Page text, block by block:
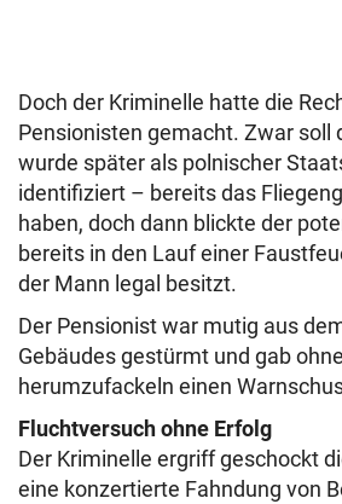
Doch der Kriminelle hatte die
Pensionisten gemacht. Zwar soll
wurde später als polnischer
identifiziert – bereits das
haben, doch dann blickte der
bereits in den Lauf einer
der Mann legal besitzt.
Der Pensionist war mutig aus
Gebäudes gestürmt und gab
herumzufackeln einen
Fluchtversuch ohne Erfolg
Der Kriminelle ergriff geschockt
eine konzertierte Fahndung von